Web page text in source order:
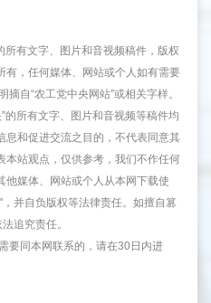
有文字、图片和音视频稿件，版权
有，任何媒体、网站或个人如有需要
自“农工党中央网站”或相关字样。
所有文字、图片和音视频等稿件均
息和促进交流之目的，不代表同意其
本站观点，仅供参考，我们不作任何
他媒体、网站或个人从本网下载使
并自负版权等法律责任。如擅自篡
追究责任。
要同本网联系的，请在30日内进